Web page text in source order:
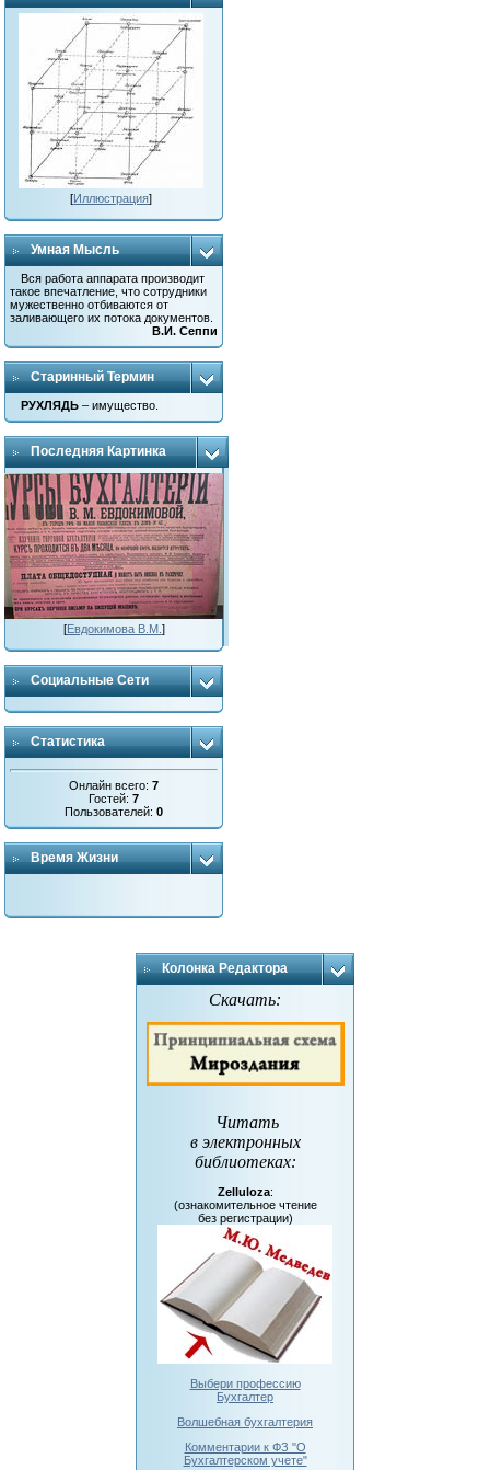
[Иллюстрация]
Умная Мысль
Вся работа аппарата производит
такое впечатление, что сотрудники
мужественно отбиваются от
заливающего их потока документов.
В.И. Сеппи
Старинный Термин
РУХЛЯДЬ – имущество.
Последняя Картинка
[Евдокимова В.М. ]
Социальные Сети
Статистика
Онлайн всего:7
Гостей:7
Пользователей:0
Время Жизни
Колонка Редактора
Скачать:
Читать
в электронных
библиотеках:
Zelluloza:
(ознакомительное чтение
без регистрации)
Выбери профессию
Бухгалтер
Волшебная бухгалтерия
Комментарии к ФЗ "О
Бухгалтерском учете"